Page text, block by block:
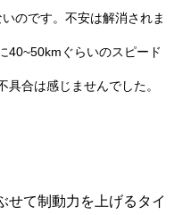
のです。不安は解消されま
40~50kmぐらいのスピード
合は感じませんでした。
せて制動力を上げるタイ